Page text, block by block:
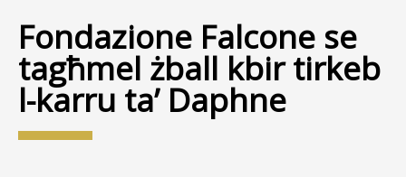
Fondazione Falcone se
tagħmel żball kbir tirkeb
l-karru ta’ Daphne